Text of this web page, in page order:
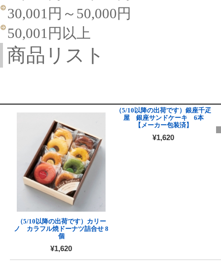
30,001円～50,000円
50,001円以上
商品リスト
（5/10以降の出荷です）カリー
ノ カラフル焼ドーナツ詰合せ 8
個
¥1,620
（5/10以降の出荷です）銀座千疋
屋 銀座サンドケーキ 6本
【メーカー包装済】
¥1,620